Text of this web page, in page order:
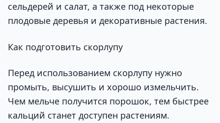
сельдерей и салат, а также под некоторые
плодовые деревья и декоративные растения.
Как подготовить скорлупу
Перед использованием скорлупу нужно
промыть, высушить и хорошо измельчить.
Чем мельче получится порошок, тем быстрее
кальций станет доступен растениям.